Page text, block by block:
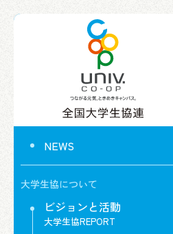
NEWS
大学生協について
ビジョンと活動
大学生協REPORT